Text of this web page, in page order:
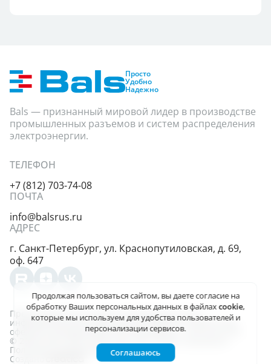
Просто
Удобно
Надежно
Bals — признанный мировой лидер в производстве
промышленных разъемов и систем распределения
электроэнергии.
ТЕЛЕФОН
+7 (812) 703-74-08
ПОЧТА
info@balsrus.ru
АДРЕС
г. Санкт-Петербург, ул. Краснопутиловская, д. 69,
оф. 647
Представленная на сайте информация несёт
информационный характер и не является публичной
офертой, определяемой положениями ст. 437 (2) ГК РФ.
© 2004-2026, ООО «Балс-Рус». Все права защищены
Политика конфиденциальности
Создано
Продолжая пользоваться сайтом, вы даетесогласие на
обработку Ваших персональных данныхв файлахcookie,
которые мы используем для удобства пользователей и
персонализации сервисов.
Соглашаюсь